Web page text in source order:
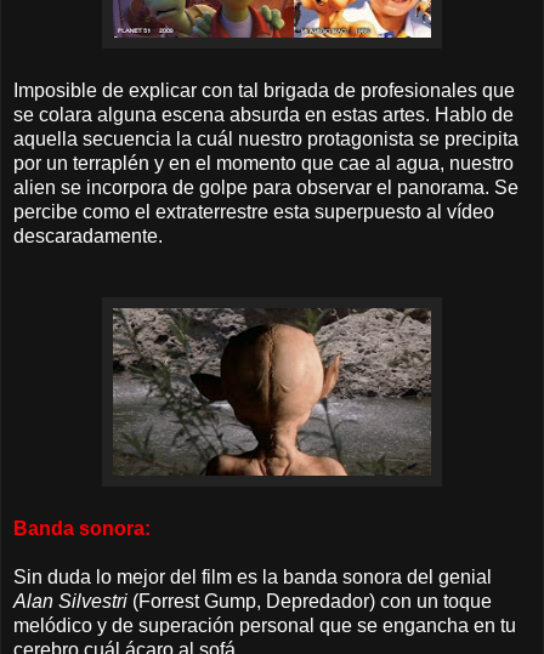
Imposible de explicar con tal brigada de profesionales que
se colara alguna escena absurda en estas artes. Hablo de
aquella secuencia la cuál nuestro protagonista se precipita
por un terraplén y en el momento que cae al agua, nuestro
alien se incorpora de golpe para observar el panorama. Se
percibe como el extraterrestre esta superpuesto al vídeo
descaradamente.
Banda sonora:
Sin duda lo mejor del film es la banda sonora del genial
Alan Silvestri (Forrest Gump, Depredador) con un toque
melódico y de superación personal que se engancha en tu
cerebro cuál ácaro al sofá.